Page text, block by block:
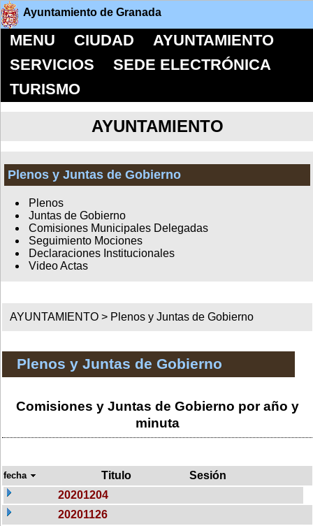
Ayuntamiento de Granada
MENU CIUDAD
AYUNTAMIENTO
SERVICIOS
SEDE ELECTRÓNICA
TURISMO
AYUNTAMIENTO
Plenos y Juntas de Gobierno
Plenos
Juntas de Gobierno
Comisiones Municipales Delegadas
Seguimiento Mociones
Declaraciones Institucionales
Video Actas
AYUNTAMIENTO > Plenos y Juntas de Gobierno
Plenos y Juntas de Gobierno
Comisiones y Juntas de Gobierno por año y
minuta
fecha Titulo
Sesión
20201204
20201126